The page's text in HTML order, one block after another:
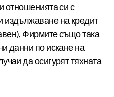
отношенията си с
на кредит
Фирмите също така
данни по искане на
да осигурят тяхната